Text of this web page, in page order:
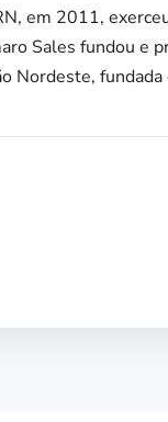
em 2011,
Sales fundou e
Nordeste,